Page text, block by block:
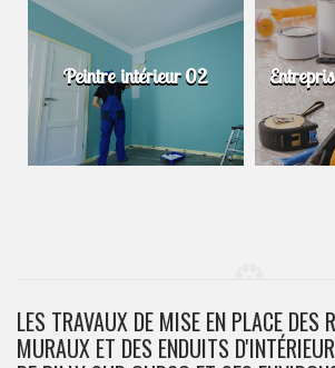
Peintre intérieur 02
LES TRAVAUX DE MISE EN PLACE DES
MURAUX ET DES ENDUITS